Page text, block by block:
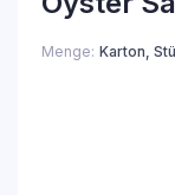
Menge Karton,